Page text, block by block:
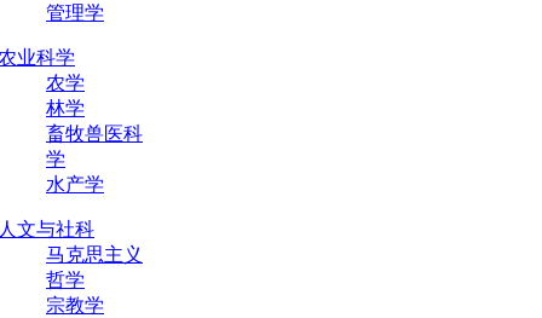
管理学
业科学
农学
林学
畜牧兽医科
学
水产学
文与社科
马克思主义
哲学
宗教学